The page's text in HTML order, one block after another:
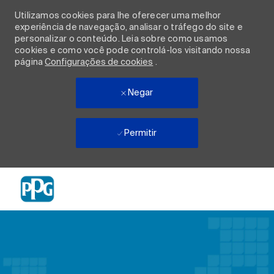
Utilizamos cookies para lhe oferecer uma melhor
experiência de navegação, analisar o tráfego do site e
personalizar o conteúdo. Leia sobre como usamos
cookies e como você pode controlá-los visitando nossa
páginaConfigurações de cookies .
Negar
Permitir